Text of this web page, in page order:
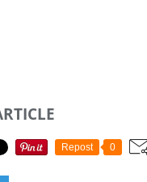
Repost 0